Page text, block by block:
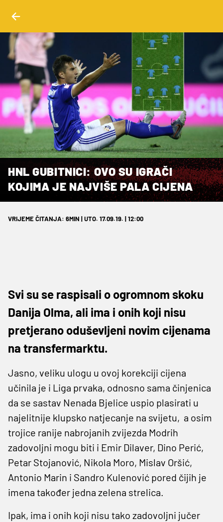
HNL GUBITNICI: OVO SU IGRAČI
KOJIMA JE NAJVIŠE PALA CIJENA
VRIJEME ČITANJA: 6MIN | UTO. 17.09.19. | 12:00
Svi su se raspisali o ogromnom skoku
Danija Olma, ali ima i onih koji nisu
pretjerano oduševljeni novim cijenama
na transfermarktu.
Jasno, veliku ulogu u ovoj korekciji cijena
učinila je i Liga prvaka, odnosno sama činjenica
da se sastav Nenada Bjelice uspio plasirati u
najelitnije klupsko natjecanje na svijetu, a osim
trojice ranije nabrojanih zvijezda Modrih
zadovoljni mogu biti i Emir Dilaver, Dino Perić,
Petar Stojanović, Nikola Moro, Mislav Oršić,
Antonio Marin i Sandro Kulenović pored čijih je
imena također jedna zelena strelica.
Ipak, ima i onih koji nisu tako zadovoljni jučer